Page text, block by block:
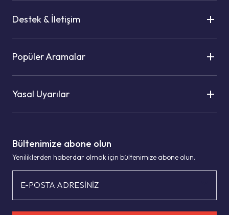
Bültenimize abone olun
Yeniliklerden haberdar olmak için bültenimize abone olun.
E-POSTA ADRESİNİZ
Destek & İletişim
Popüler Aramalar
Yasal Uyarılar